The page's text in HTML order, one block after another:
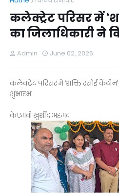
कलेक्ट्रेट परिसर में
का जिलाधिकारी ने
Admin June 02, 2026
कलेक्ट्रेट परिसर में ‘शक्ति रसोई
शुभारंभ
केएमबी खुर्शीद अहमद